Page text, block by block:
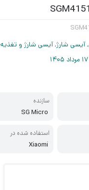
,آیسی شارژ,آیسی شارژ و تغذیه
17 مرداد 1405
سازنده
SG Micro
استفاده شده در
Xiaomi